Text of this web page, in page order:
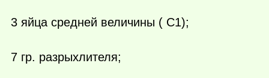
3 яйца средней величины ( С1);
7 гр. разрыхлителя;